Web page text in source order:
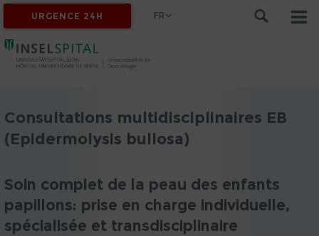
URGENCE 24H FR
Consultations multidisciplinaires EB
(Epidermolysis bullosa)
Soin complet de la peau des enfants
papillons: prise en charge individuelle,
spécialisée et transdisciplinaire